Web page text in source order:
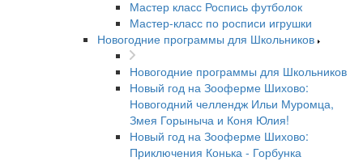
Мастер класс Роспись футболок
Мастер-класс по росписи игрушки
Новогодние программы для Школьников
Новогодние программы для Школьников
Новый год на Зооферме Шихово:
Новогодний челлендж Ильи Муромца,
Змея Горыныча и Коня Юлия!
Новый год на Зооферме Шихово:
Приключения Конька - Горбунка